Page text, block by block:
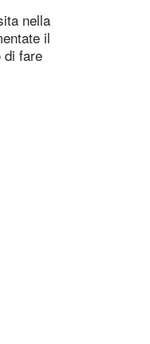
nella
il
di fare